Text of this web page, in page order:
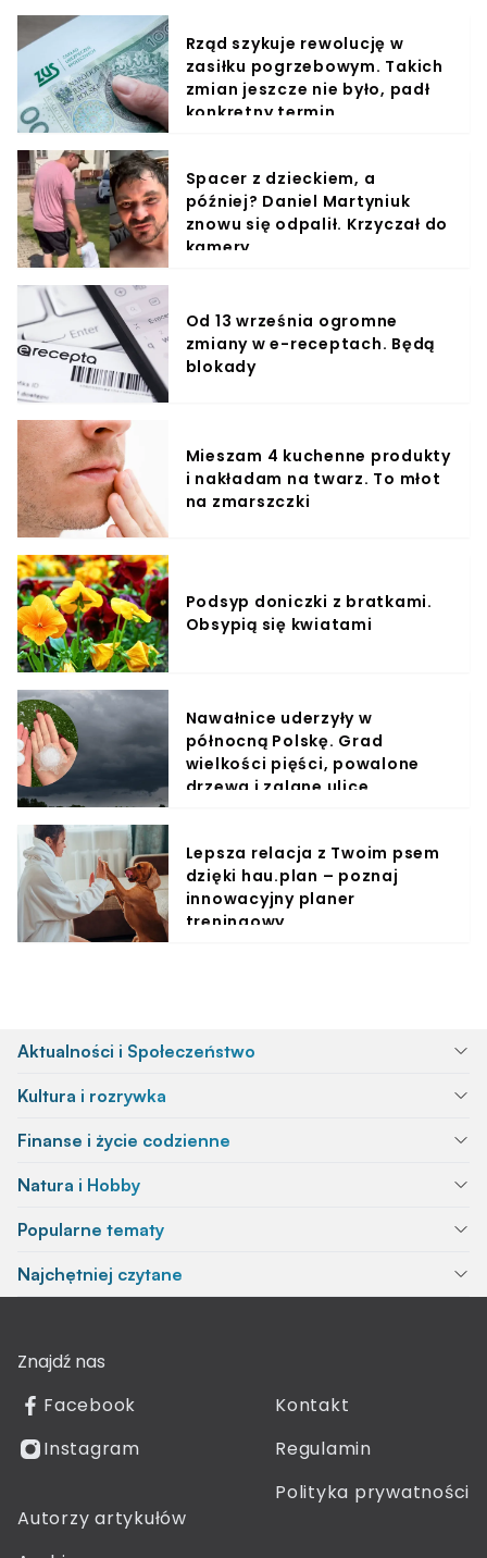
Rząd szykuje rewolucję w
zasiłku pogrzebowym. Takich
zmian jeszcze nie było, padł
konkretny termin
Spacer z dzieckiem, a
później? Daniel Martyniuk
znowu się odpalił. Krzyczał do
kamery
Od 13 września ogromne
zmiany w e-receptach. Będą
blokady
Mieszam 4 kuchenne produkty
i nakładam na twarz. To młot
na zmarszczki
Podsyp doniczki z bratkami.
Obsypią się kwiatami
Nawałnice uderzyły w
północną Polskę. Grad
wielkości pięści, powalone
drzewa i zalane ulice
Lepsza relacja z Twoim psem
dzięki hau.plan – poznaj
innowacyjny planer
treningowy
Aktualności i Społeczeństwo
Kultura i rozrywka
Finanse i życie codzienne
Natura i Hobby
Popularne tematy
Najchętniej czytane
Znajdź nas
Facebook
Instagram
Kontakt
Regulamin
Polityka prywatności
Autorzy artykułów